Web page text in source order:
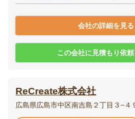
会社の詳細を見る
この会社に見積もり依
ReCreate株式会社
広島県広島市中区南吉島２丁目３−４